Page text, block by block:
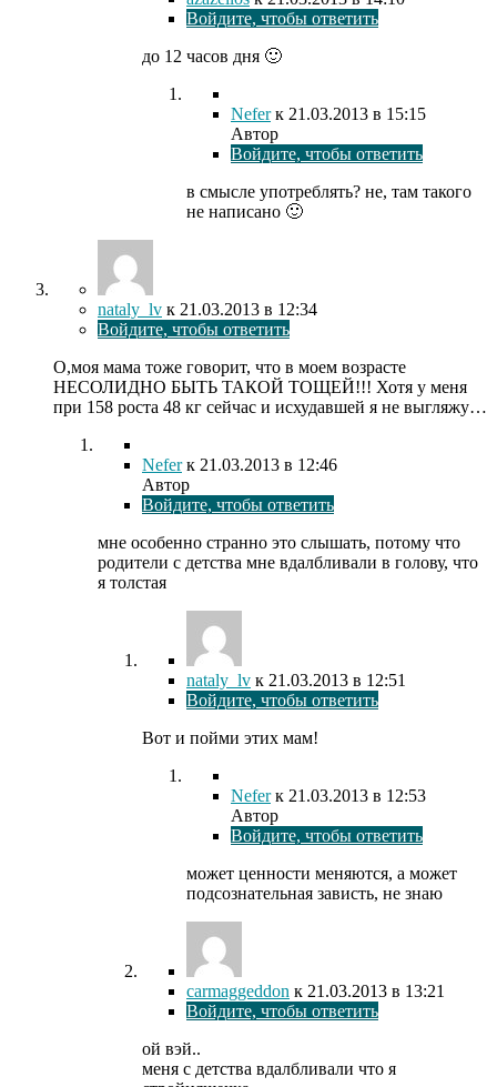
Войдите, чтобы ответить
до 12 часов дня 🙂
Neferк 21.03.2013 в 15:15
Автор
Войдите, чтобы ответить
в смысле употреблять? не, там такого
не написано 🙂
nataly_lv к 21.03.2013 в 12:34
Войдите, чтобы ответить
О,моя мама тоже говорит, что в моем возрасте
НЕСОЛИДНО БЫТЬ ТАКОЙ ТОЩЕЙ!!! Хотя у меня
при 158 роста 48 кг сейчас и исхудавшей я не выгляжу…
Neferк 21.03.2013 в 12:46
Автор
Войдите, чтобы ответить
мне особенно странно это слышать, потому что
родители с детства мне вдалбливали в голову, что
я толстая
nataly_lv к 21.03.2013 в 12:51
Войдите, чтобы ответить
Вот и пойми этих мам!
Neferк 21.03.2013 в 12:53
Автор
Войдите, чтобы ответить
может ценности меняются, а может
подсознательная зависть, не знаю
carmaggeddon к 21.03.2013 в 13:21
Войдите, чтобы ответить
ой вэй..
меня с детства вдалбливали что я